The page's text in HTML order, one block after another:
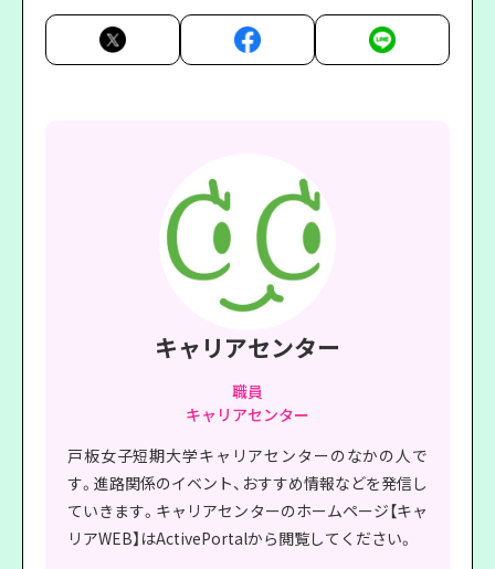
キャリアセンター
職員
キャリアセンター
戸板女子短期大学キャリアセンターのなかの人で
す。進路関係のイベント、おすすめ情報などを発信し
ていきます。キャリアセンターのホームページ【キャ
リアWEB】はActivePortalから閲覧してください。